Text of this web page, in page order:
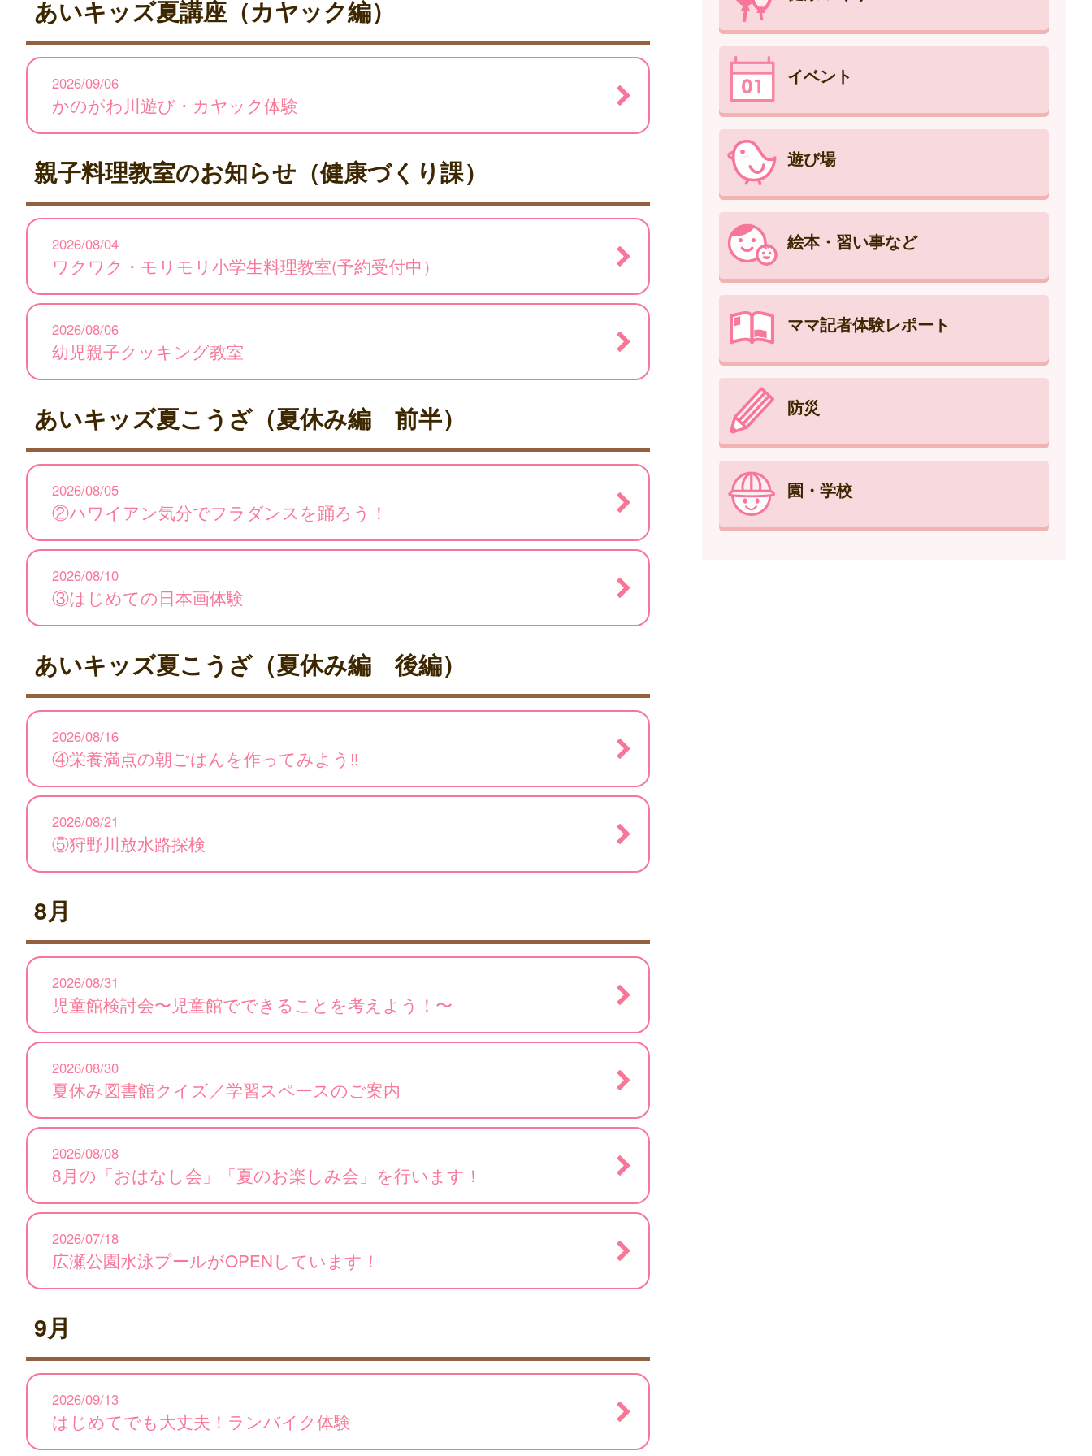
あいキッズ夏講座（カヤック編）
2026/09/06
かのがわ川遊び・カヤック体験
親子料理教室のお知らせ（健康づくり課）
2026/08/04
ワクワク・モリモリ小学生料理教室(予約受付中）
2026/08/06
幼児親子クッキング教室
あいキッズ夏こうざ（夏休み編 前半）
2026/08/05
②ハワイアン気分でフラダンスを踊ろう！
2026/08/10
③はじめての日本画体験
あいキッズ夏こうざ（夏休み編 後編）
2026/08/16
④栄養満点の朝ごはんを作ってみよう‼
2026/08/21
⑤狩野川放水路探検
8月
2026/08/31
児童館検討会〜児童館でできることを考えよう！〜
2026/08/30
夏休み図書館クイズ／学習スペースのご案内
2026/08/08
8月の「おはなし会」「夏のお楽しみ会」を行います！
2026/07/18
広瀬公園水泳プールがOPENしています！
9月
2026/09/13
はじめてでも大丈夫！ランバイク体験
イベント
遊び場
絵本・習い事など
ママ記者体験レポート
防災
園・学校